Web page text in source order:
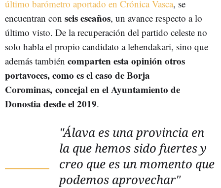
último barómetro aportado en Crónica Vasca, se
encuentran con seis escaños, un avance respecto a lo
último visto. De la recuperación del partido celeste no
solo habla el propio candidato a lehendakari, sino que
además también comparten esta opinión otros
portavoces, como es el caso de Borja
Corominas, concejal en el Ayuntamiento de
Donostia desde el 2019.
"Álava es una provincia en
la que hemos sido fuertes y
creo que es un momento que
podemos aprovechar"